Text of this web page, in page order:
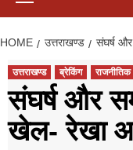
HOME उत्तराखण्ड संघर्ष
उत्तराखण्ड ब्रेकिंग राजनीतिक
संघर्ष और
खेल- रेखा